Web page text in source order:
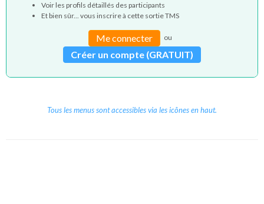
Voir les profils détaillés des participants
Et bien sûr... vous inscrire à cette sortie TMS
Me connecter ou
Créer un compte (GRATUIT)
Tous les menus sont accessibles via les icônes en haut.